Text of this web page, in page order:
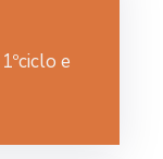
e